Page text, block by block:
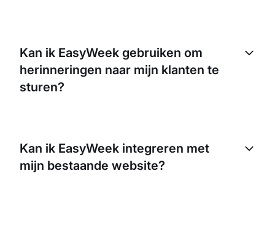
zoals dat van jou, waar meerdere klanten
verschillende diensten op hetzelfde moment
kunnen boeken.
Kan ik EasyWeek gebruiken om
herinneringen naar mijn klanten te
sturen?
om no-shows en last-minute annuleringen te
verminderen. Je kunt deze herinneringen instellen
Kan ik EasyWeek integreren met
mijn bestaande website?